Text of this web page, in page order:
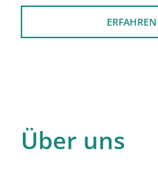
Über uns